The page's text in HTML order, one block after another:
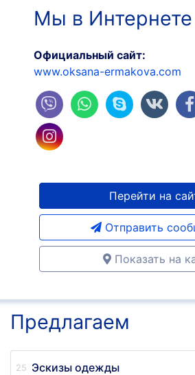
Мы в Интернете
Официальный сайт:
www.oksana-ermakova.com
Перейти на
Отправить
Показать на
Предлагаем
Эскизы одежды